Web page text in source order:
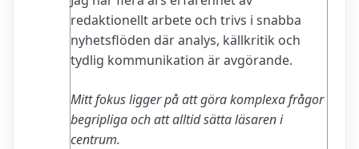
redaktionellt arbete och trivs i snabba
nyhetsflöden där analys, källkritik och
tydlig kommunikation är avgörande.
Mitt fokus ligger på att göra komplexa frågor
begripliga och att alltid sätta läsaren i
centrum.